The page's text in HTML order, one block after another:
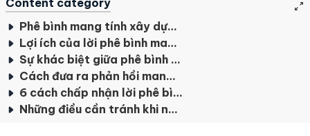
Phê bình mang tính xây dựng là gì?
Lợi ích của lời phê bình mang tính xây dựng
Sự khác biệt giữa phê bình mang tính xây dựng và phê bình tiêu cực
Cách đưa ra phản hồi mang tính xây dựng hiệu quả nhất
6 cách chấp nhận lời phê bình mang tính xây dựng
Những điều cần tránh khi nhận những lời phê bình là gì?